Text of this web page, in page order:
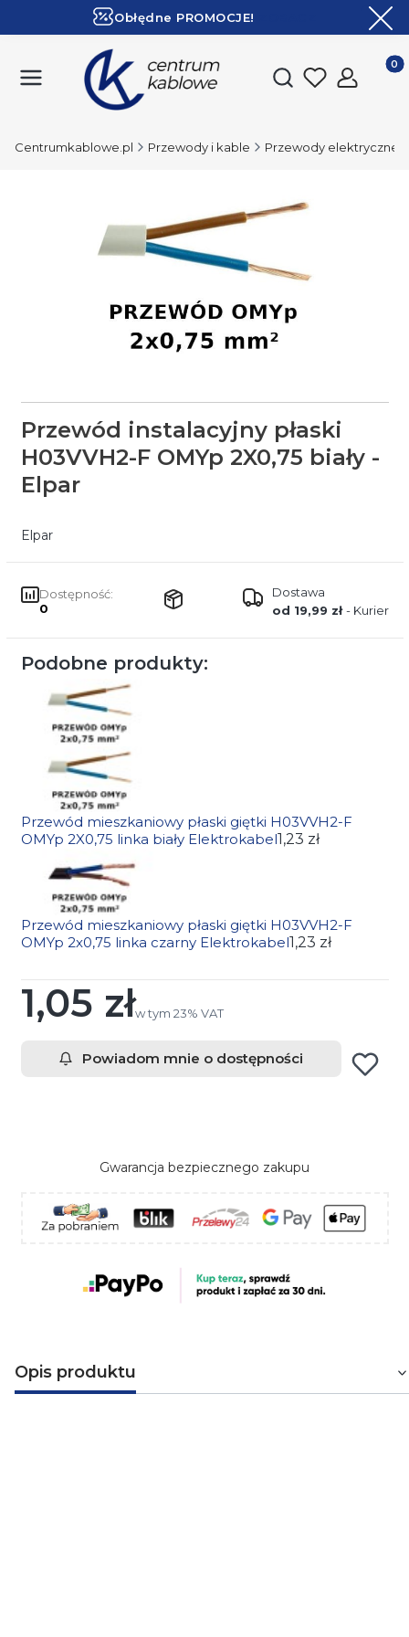
Obłędne PROMOCJE!
Otwórz
Centrumkablowe.pl Przewody i kable Przewody elektryczne
Przewód instalacyjny płaski
H03VVH2-F OMYp 2X0,75 biały -
Elpar
Elpar
Dostępność:
0
Dostawa
od 19,99 zł- Kurier
Podobne produkty:
Przewód mieszkaniowy płaski giętki H03VVH2-F
OMYp 2X0,75 linka biały Elektrokabel1,23 zł
Przewód mieszkaniowy płaski giętki H03VVH2-F
OMYp 2x0,75 linka czarny Elektrokabel1,23 zł
Cena
1,05 złw tym 23% VAT
w tym 23% VAT
Powiadom mnie o dostępności
Gwarancja bezpiecznego zakupu
Opis produktu